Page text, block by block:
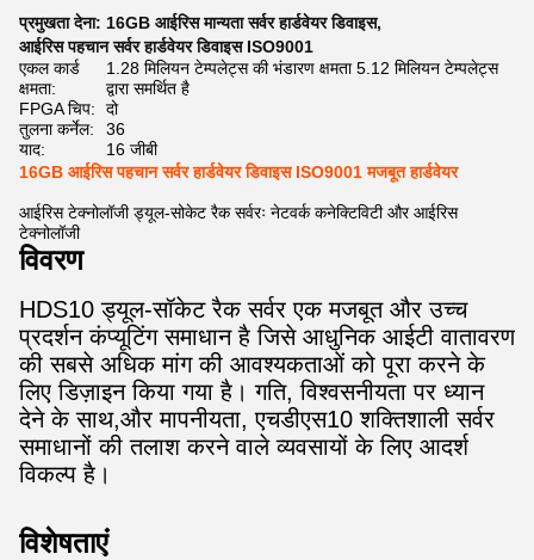
प्रमुखता देना: 16GB आईरिस मान्यता सर्वर हार्डवेयर डिवाइस,
आईरिस पहचान सर्वर हार्डवेयर डिवाइस ISO9001
एकल कार्ड
क्षमता:
1.28 मिलियन टेम्पलेट्स की भंडारण क्षमता 5.12 मिलियन टेम्पलेट्स
द्वारा समर्थित है
FPGA चिप:
दो
तुलना कर्नेल:
36
याद:
16 जीबी
16GB आईरिस पहचान सर्वर हार्डवेयर डिवाइस ISO9001 मजबूत हार्डवेयर
आईरिस टेक्नोलॉजी ड्यूल-सोकेट रैक सर्वरः नेटवर्क कनेक्टिविटी और आईरिस
टेक्नोलॉजी
विवरण
HDS10 ड्यूल-सॉकेट रैक सर्वर एक मजबूत और उच्च
प्रदर्शन कंप्यूटिंग समाधान है जिसे आधुनिक आईटी वातावरण
की सबसे अधिक मांग की आवश्यकताओं को पूरा करने के
लिए डिज़ाइन किया गया है। गति, विश्वसनीयता पर ध्यान
देने के साथ,और मापनीयता, एचडीएस10 शक्तिशाली सर्वर
समाधानों की तलाश करने वाले व्यवसायों के लिए आदर्श
विकल्प है।
विशेषताएं